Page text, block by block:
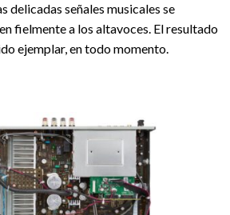
delicadas señales musicales se
fielmente a los altavoces. El resultado
ejemplar, en todo momento.